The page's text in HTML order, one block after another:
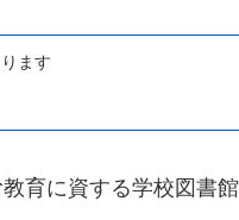
ます
育に資する学校図書